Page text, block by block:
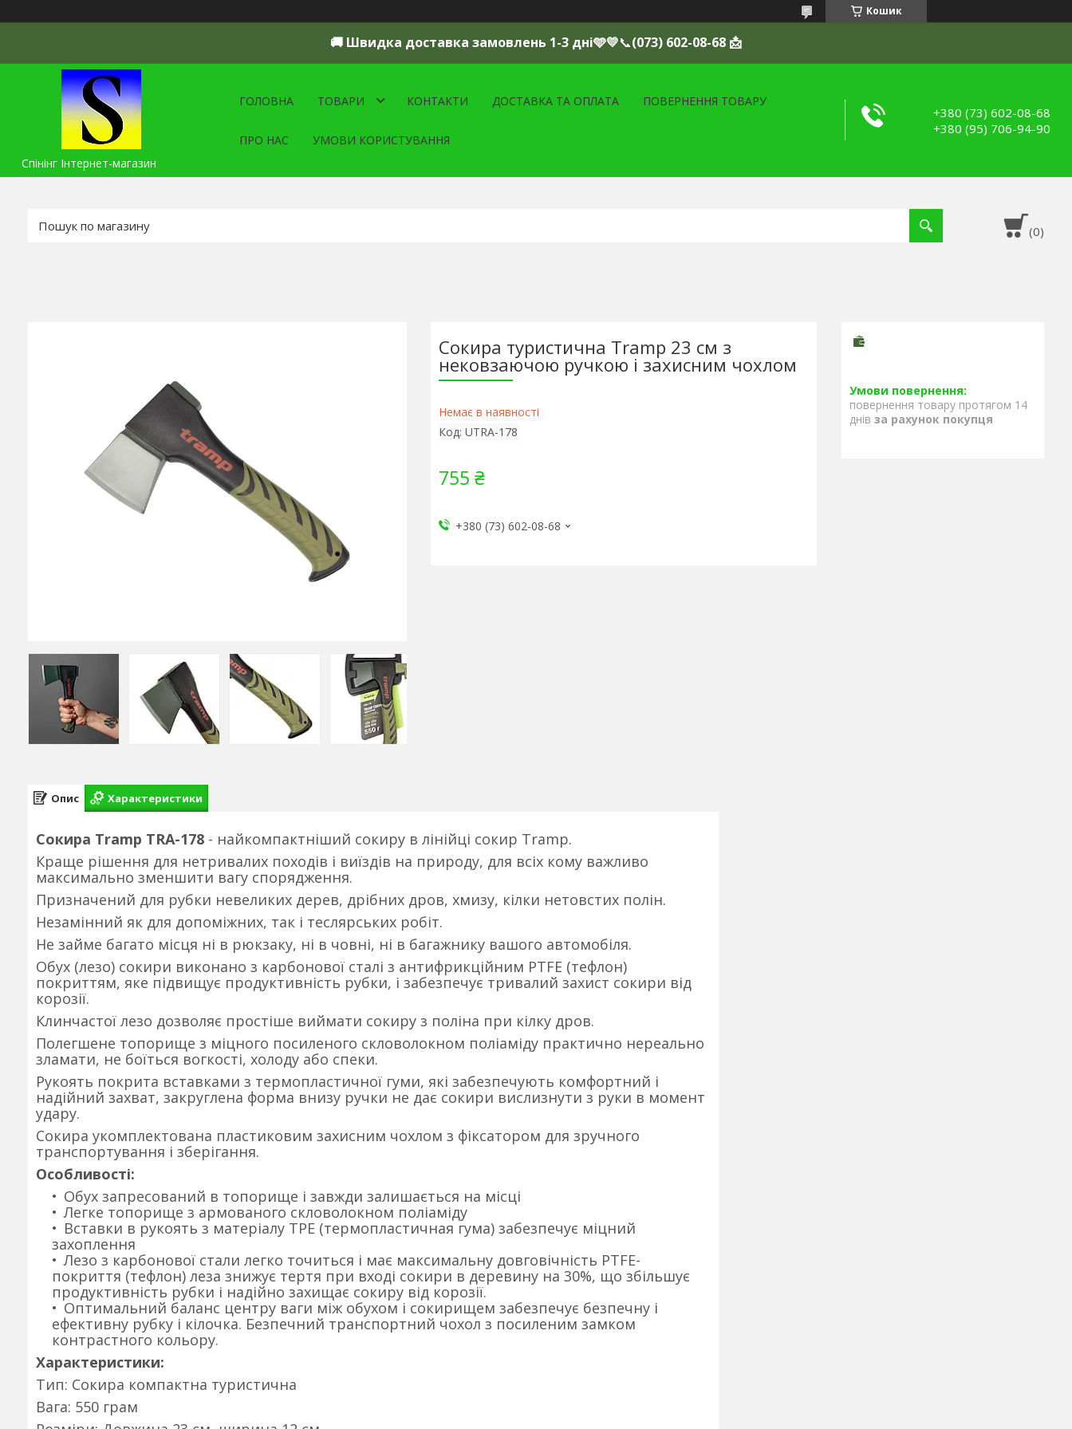
Кошик
🚚 Швидка доставка замовлень 1-3 дні🩵💛📞(073) 602-08-68 📩
Спінінг Інтернет-магазин
ГОЛОВНА ТОВАРИ КОНТАКТИ ДОСТАВКА ТА ОПЛАТА ПОВЕРНЕННЯ ТОВАРУ
ПРО НАС УМОВИ КОРИСТУВАННЯ
+380 (73) 602-08-68
+380 (95) 706-94-90
Сокира туристична Tramp 23 см з
нековзаючою ручкою і захисним чохлом
Немає в наявності
Код: UTRA-178
755 ₴
+380 (73) 602-08-68
повернення товару протягом 14
днів за рахунок покупця
Опис Характеристики
Сокира Tramp TRA-178 - найкомпактніший сокиру в лінійці сокир Tramp.
Краще рішення для нетривалих походів і виїздів на природу, для всіх кому важливо
максимально зменшити вагу спорядження.
Призначений для рубки невеликих дерев, дрібних дров, хмизу, кілки нетовстих полін.
Незамінний як для допоміжних, так і теслярських робіт.
Не займе багато місця ні в рюкзаку, ні в човні, ні в багажнику вашого автомобіля.
Обух (лезо) сокири виконано з карбонової сталі з антифрикційним PTFE (тефлон)
покриттям, яке підвищує продуктивність рубки, і забезпечує тривалий захист сокири від
корозії.
Клинчастої лезо дозволяє простіше виймати сокиру з поліна при кілку дров.
Полегшене топорище з міцного посиленого скловолокном поліаміду практично нереально
зламати, не боїться вогкості, холоду або спеки.
Рукоять покрита вставками з термопластичної гуми, які забезпечують комфортний і
надійний захват, закруглена форма внизу ручки не дає сокири вислизнути з руки в момент
удару.
Сокира укомплектована пластиковим захисним чохлом з фіксатором для зручного
транспортування і зберігання.
Особливості:
Обух запресований в топорище і завжди залишається на місці
Легке топорище з армованого скловолокном поліаміду
Вставки в рукоять з матеріалу TPE (термопластичная гума) забезпечує міцний
захоплення
Лезо з карбонової стали легко точиться і має максимальну довговічність PTFE-
покриття (тефлон) леза знижує тертя при вході сокири в деревину на 30%, що збільшує
продуктивність рубки і надійно захищає сокиру від корозії.
Оптимальний баланс центру ваги між обухом і сокирищем забезпечує безпечну і
ефективну рубку і кілочка. Безпечний транспортний чохол з посиленим замком
контрастного кольору.
Характеристики:
Тип: Сокира компактна туристична
Вага: 550 грам